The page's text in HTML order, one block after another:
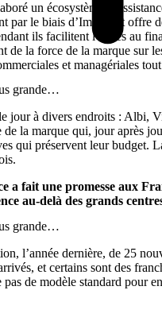
un écosystème
par le biais d’Impact et offre
ils facilitent l’accès au
de la force de la marque sur
et managériales
grande…
jour à divers endroits : Albi,
la marque qui, jour après
qui préservent leur budget.
a fait une promesse aux
au-delà des grands
grande…
l’année dernière, de 25
et certains sont des
de modèle standard pour